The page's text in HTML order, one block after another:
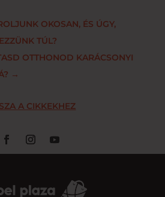
OKOSAN, ÉS ÚGY,
TÚL?
OTTHONOD KARÁCSONYI
→
A CIKKEKHEZ